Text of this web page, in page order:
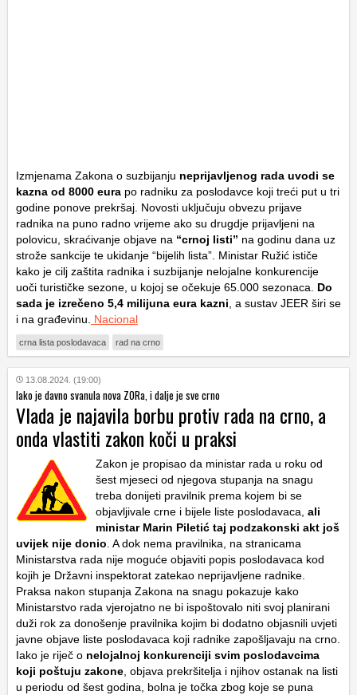
Izmjenama Zakona o suzbijanju neprijavljenog rada uvodi se
kazna od 8000 eura po radniku za poslodavce koji treći put u tri
godine ponove prekršaj. Novosti uključuju obvezu prijave
radnika na puno radno vrijeme ako su drugdje prijavljeni na
polovicu, skraćivanje objave na “crnoj listi” na godinu dana uz
strože sankcije te ukidanje “bijelih lista”. Ministar Ružić ističe
kako je cilj zaštita radnika i suzbijanje nelojalne konkurencije
uoči turističke sezone, u kojoj se očekuje 65.000 sezonaca.
Do
sada je izrečeno 5,4 milijuna eura kazni , a sustav JEER širi se
i na građevinu.
Nacional
crna lista poslodavaca rad na crno
13.08.2024. (19:00)
Iako je davno svanula nova ZORa, i dalje je sve crno
Vlada je najavila borbu protiv rada na crno, a
onda vlastiti zakon koči u praksi
Zakon je propisao da ministar rada u roku od
šest mjeseci od njegova stupanja na snagu
treba donijeti pravilnik prema kojem bi se
objavljivale crne i bijele liste poslodavaca, ali
ministar Marin Piletić taj podzakonski akt još
uvijek nije donio . A dok nema pravilnika, na stranicama
Ministarstva rada nije moguće objaviti popis poslodavaca kod
kojih je Državni inspektorat zatekao neprijavljene radnike.
Praksa nakon stupanja Zakona na snagu pokazuje kako
Ministarstvo rada vjerojatno ne bi ispoštovalo niti svoj planirani
duži rok za donošenje pravilnika kojim bi dodatno objasnili uvjeti
javne objave liste poslodavaca koji radnike zapošljavaju na crno.
Iako je riječ o nelojalnoj konkurenciji svim poslodavcima
koji poštuju zakone , objava prekršitelja i njihov ostanak na listi
u periodu od šest godina, bolna je točka zbog koje se puna